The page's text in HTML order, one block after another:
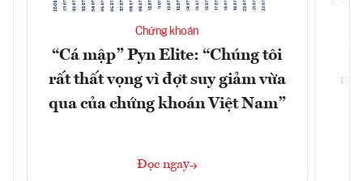
Chứng khoán
“Cá mập” Pyn Elite: “Chúng tôi
rất thất vọng vì đợt suy giảm vừa
qua của chứng khoán Việt Nam”
Đọc ngay